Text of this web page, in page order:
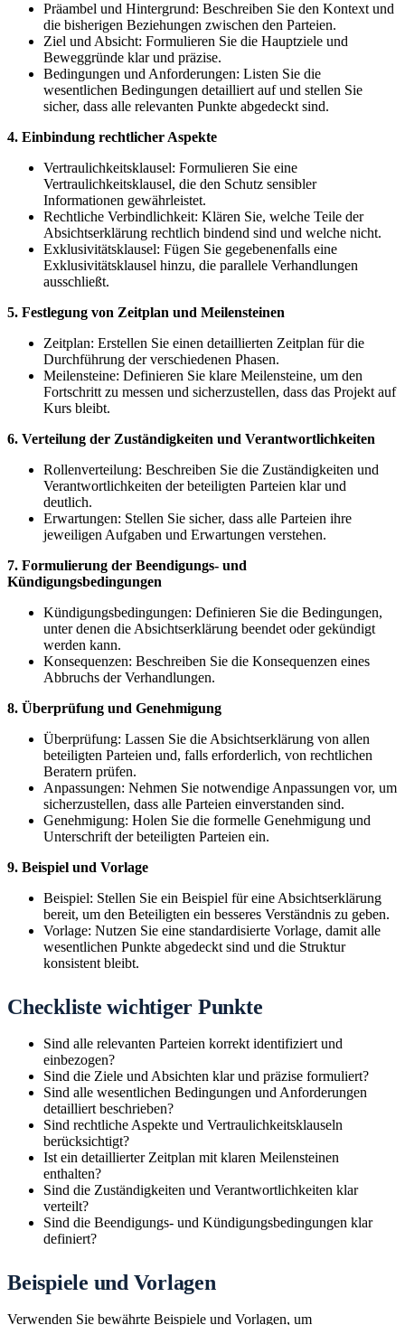
Präambel und Hintergrund: Beschreiben Sie den Kontext und
die bisherigen Beziehungen zwischen den Parteien.
Ziel und Absicht: Formulieren Sie die Hauptziele und
Beweggründe klar und präzise.
Bedingungen und Anforderungen: Listen Sie die
wesentlichen Bedingungen detailliert auf und stellen Sie
sicher, dass alle relevanten Punkte abgedeckt sind.
4. Einbindung rechtlicher Aspekte
Vertraulichkeitsklausel: Formulieren Sie eine
Vertraulichkeitsklausel, die den Schutz sensibler
Informationen gewährleistet.
Rechtliche Verbindlichkeit: Klären Sie, welche Teile der
Absichtserklärung rechtlich bindend sind und welche nicht.
Exklusivitätsklausel: Fügen Sie gegebenenfalls eine
Exklusivitätsklausel hinzu, die parallele Verhandlungen
ausschließt.
5. Festlegung von Zeitplan und Meilensteinen
Zeitplan: Erstellen Sie einen detaillierten Zeitplan für die
Durchführung der verschiedenen Phasen.
Meilensteine: Definieren Sie klare Meilensteine, um den
Fortschritt zu messen und sicherzustellen, dass das Projekt auf
Kurs bleibt.
6. Verteilung der Zuständigkeiten und Verantwortlichkeiten
Rollenverteilung: Beschreiben Sie die Zuständigkeiten und
Verantwortlichkeiten der beteiligten Parteien klar und
deutlich.
Erwartungen: Stellen Sie sicher, dass alle Parteien ihre
jeweiligen Aufgaben und Erwartungen verstehen.
7. Formulierung der Beendigungs- und
Kündigungsbedingungen
Kündigungsbedingungen: Definieren Sie die Bedingungen,
unter denen die Absichtserklärung beendet oder gekündigt
werden kann.
Konsequenzen: Beschreiben Sie die Konsequenzen eines
Abbruchs der Verhandlungen.
8. Überprüfung und Genehmigung
Überprüfung: Lassen Sie die Absichtserklärung von allen
beteiligten Parteien und, falls erforderlich, von rechtlichen
Beratern prüfen.
Anpassungen: Nehmen Sie notwendige Anpassungen vor, um
sicherzustellen, dass alle Parteien einverstanden sind.
Genehmigung: Holen Sie die formelle Genehmigung und
Unterschrift der beteiligten Parteien ein.
9. Beispiel und Vorlage
Beispiel: Stellen Sie ein Beispiel für eine Absichtserklärung
bereit, um den Beteiligten ein besseres Verständnis zu geben.
Vorlage: Nutzen Sie eine standardisierte Vorlage, damit alle
wesentlichen Punkte abgedeckt sind und die Struktur
konsistent bleibt.
Checkliste wichtiger Punkte
Sind alle relevanten Parteien korrekt identifiziert und
einbezogen?
Sind die Ziele und Absichten klar und präzise formuliert?
Sind alle wesentlichen Bedingungen und Anforderungen
detailliert beschrieben?
Sind rechtliche Aspekte und Vertraulichkeitsklauseln
berücksichtigt?
Ist ein detaillierter Zeitplan mit klaren Meilensteinen
enthalten?
Sind die Zuständigkeiten und Verantwortlichkeiten klar
verteilt?
Sind die Beendigungs- und Kündigungsbedingungen klar
definiert?
Beispiele und Vorlagen
Verwenden Sie bewährte Beispiele und Vorlagen, um